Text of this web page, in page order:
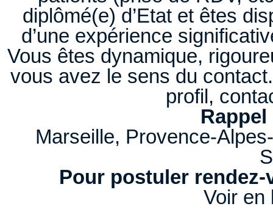
diplômé(e) d’Etat et êtes
d’une expérience
Vous êtes dynamique,
vous avez le sens du
profil,
Marseille, Provence-
Pour postuler rendez-
Voir